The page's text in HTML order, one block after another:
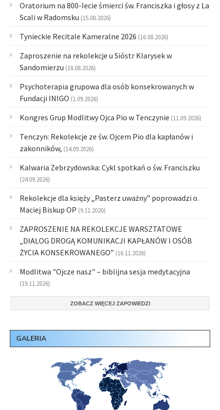
Oratorium na 800-lecie śmierci św. Franciszka i głosy z La
Scali w Radomsku (15.08.2026)
Tynieckie Recitale Kameralne 2026 (16.08.2026)
Zaproszenie na rekolekcje u Sióstr Klarysek w
Sandomierzu (18.08.2026)
Psychoterapia grupowa dla osób konsekrowanych w
Fundacji INIGO (1.09.2026)
Kongres Grup Modlitwy Ojca Pio w Tenczynie (11.09.2026)
Tenczyn: Rekolekcje ze św. Ojcem Pio dla kapłanów i
zakonników, (14.09.2026)
Kalwaria Zebrzydowska: Cykl spotkań o św. Franciszku
(24.09.2026)
Rekolekcje dla księży „Pasterz uważny” poprowadzi o.
Maciej Biskup OP (9.11.2026)
ZAPROSZENIE NA REKOLEKCJE WARSZTATOWE
„DIALOG DROGĄ KOMUNIKACJI KAPŁANÓW I OSÓB
ŻYCIA KONSEKROWANEGO” (16.11.2026)
Modlitwa "Ojcze nasz" – biblijna sesja medytacyjna
(19.11.2026)
ZOBACZ WIĘCEJ ZAPOWIEDZI
GALERIA